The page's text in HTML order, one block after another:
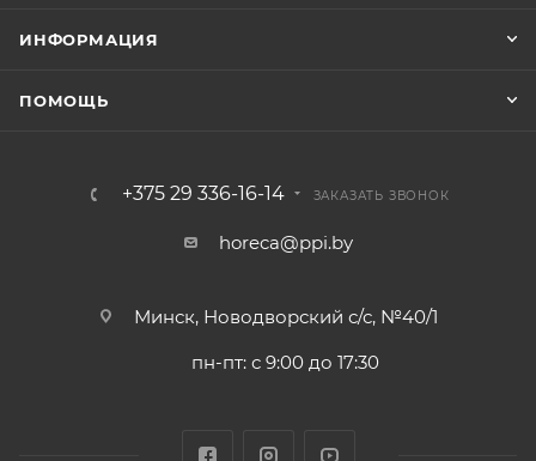
ИНФОРМАЦИЯ
ПОМОЩЬ
+375 29 336-16-14 ЗАКАЗАТЬ ЗВОНОК
horeca@ppi.by
Минск, Новодворский с/с, №40/1
пн-пт: с 9:00 до 17:30